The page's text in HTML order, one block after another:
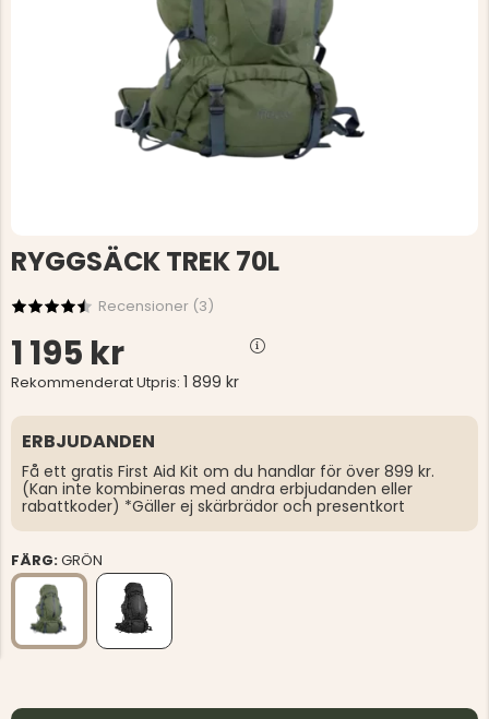
RYGGSÄCK TREK 70L
Recensioner (3)
1 195 kr
Rekommenderat Utpris: 1 899 kr
ERBJUDANDEN
Få ett gratis First Aid Kit om du handlar för över 899 kr.
(Kan inte kombineras med andra erbjudanden eller
rabattkoder) *Gäller ej skärbrädor och presentkort
FÄRG:GRÖN